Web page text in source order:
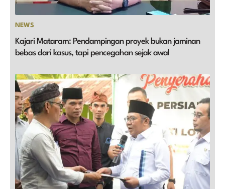
NEWS
Kajari Mataram: Pendampingan proyek bukan jaminan
bebas dari kasus, tapi pencegahan sejak awal